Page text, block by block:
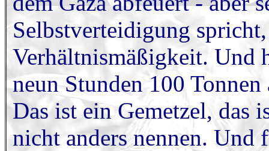
Selbstverteidigung
Verhältnismäßigkeit. Und
neun Stunden 100
Das ist ein Gemetzel, das
nicht anders nennen. Und